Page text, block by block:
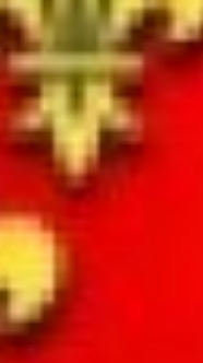
Over
het
Hannemahuis
Privacystatement